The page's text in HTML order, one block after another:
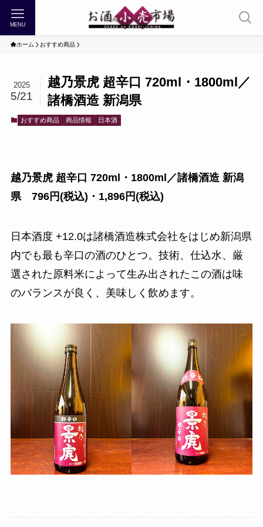
MENU
ホーム おすすめ商品
越乃景虎 超辛口 720ml・1800ml／
諸橋酒造 新潟県
2025
5/21
おすすめ商品 商品情報 日本酒
越乃景虎 超辛口 720ml・1800ml／諸橋酒造 新潟
県 796円(税込)・1,896円(税込)
日本酒度 +12.0は諸橋酒造株式会社をはじめ新潟県
内でも最も辛口の酒のひとつ。技術、仕込水、厳
選された原料米によって生み出されたこの酒は味
のバランスが良く、美味しく飲めます。